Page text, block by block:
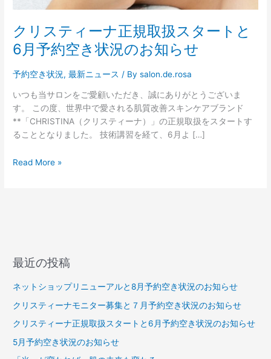
クリスティーナ正規取扱スタートと
6月予約空き状況のお知らせ
予約空き状況,最新ニュース / Bysalon.de.rosa
いつも当サロンをご愛顧いただき、誠にありがとうございま
す。 この度、世界中で愛される肌質改善スキンケアブランド
**「CHRISTINA（クリスティーナ）」の正規取扱をスタートす
ることとなりました。 技術講習を経て、6月よ […]
タ
ー
ト
と
月
予
約
空
き
況
Read More »
最近の投稿
ネットショップリニューアルと8月予約空き状況のお知らせ
クリスティーナモニター募集と７月予約空き状況のお知らせ
クリスティーナ正規取扱スタートと6月予約空き状況のお知らせ
5月予約空き状況のお知らせ